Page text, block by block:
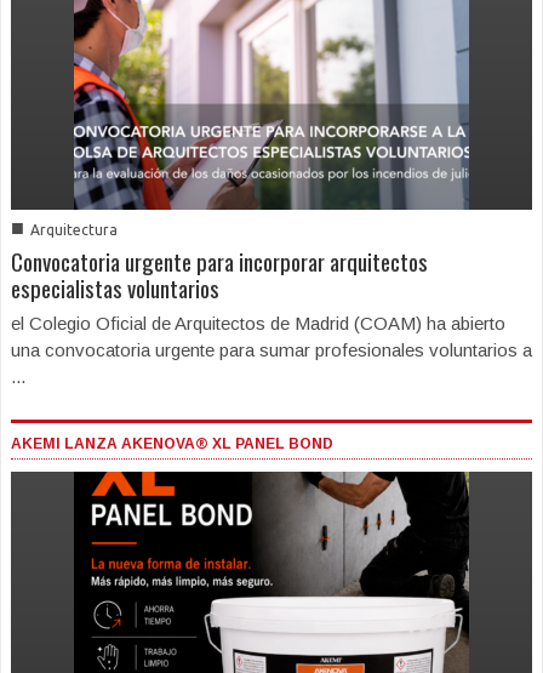
■ Arquitectura
Convocatoria urgente para incorporar arquitectos
especialistas voluntarios
el Colegio Oficial de Arquitectos de Madrid (COAM) ha abierto
una convocatoria urgente para sumar profesionales voluntarios a
...
AKEMI LANZA AKENOVA® XL PANEL BOND